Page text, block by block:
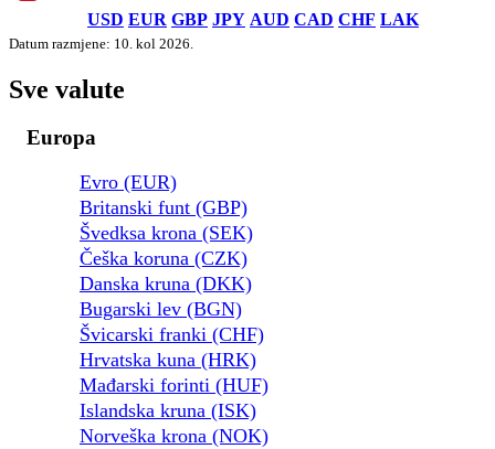
USD EUR GBP JPY AUD CAD CHF LAK
Datum razmjene: 10. kol 2026.
Sve valute
Europa
Evro (EUR)
Britanski funt (GBP)
Švedksa krona (SEK)
Češka koruna (CZK)
Danska kruna (DKK)
Bugarski lev (BGN)
Švicarski franki (CHF)
Hrvatska kuna (HRK)
Mađarski forinti (HUF)
Islandska kruna (ISK)
Norveška krona (NOK)